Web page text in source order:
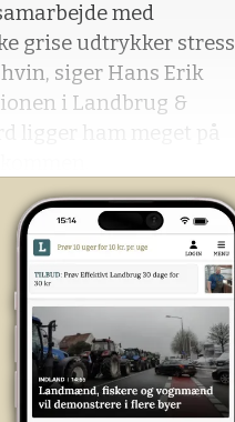
med
grise udtrykker stress
siger Hans Erik
i Landbrug &
ligger ham meget på
interessant og